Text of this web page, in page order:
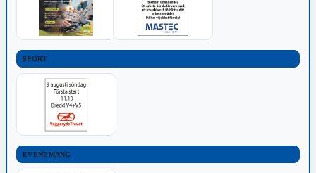
SPORT
EVENEMANG